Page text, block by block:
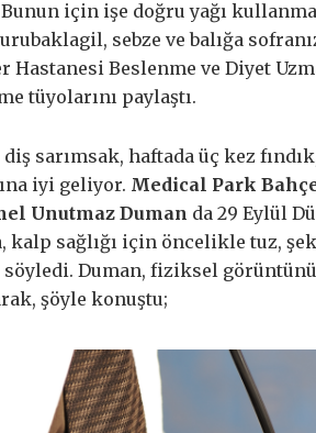
için işe doğru yağı
sebze ve balığa
Hastanesi Beslenme ve Diyet
tüyolarını paylaştı.
sarımsak, haftada üç kez
iyi geliyor. Medical Park
Unutmaz Duman da 29 Eylül
kalp sağlığı için öncelikle tuz,
Duman, fiziksel
şöyle konuştu;